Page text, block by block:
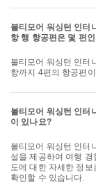
볼티모어 워싱턴 인터
항 행 항공편은 몇 편
볼티모어 워싱턴 인터나티오널 써굿 마샬 공항에서 조지 부시 인터콘티넨털 공
항까지 4편의 항공편
볼티모어 워싱턴 인터
이 있나요?
볼티모어 워싱턴 인터나티오널 써굿 마샬 공항은(는) 을 비롯해 다양한 편의시
설을 제공하여 여행 경
도에 대한 자세한 정보
확인할 수 있습니다.